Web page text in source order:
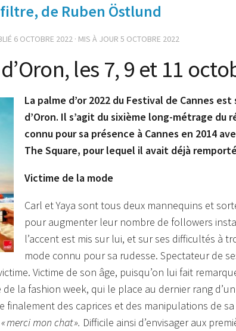
de Ruben Östlund
6 OCTOBRE 2022 · MIS À JOUR 5 OCTOBRE 2022
les 7, 9 et 11
La palme d’or 2022 du Festival de Cannes
d’Oron. Il s’agit du sixième long-métrage du
connu pour sa présence à Cannes en 2014
The Square, pour lequel il avait déjà
Victime de la mode
Carl et Yaya sont tous deux mannequins et
pour augmenter leur nombre de followers
l’accent est mis sur lui, et sur ses difficultés à
mode connu pour sa rudesse. Spectateur de
Victime de son âge, puisqu’on lui fait
la fashion week, qui le place au dernier rang
finalement des caprices et des manipulations de
« merci mon chat ». Difficile ainsi d’envisager aux